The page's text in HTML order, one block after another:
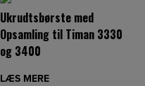
Ukrudtsbørste med
Opsamling til Timan 3330
og 3400
LÆS MERE